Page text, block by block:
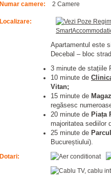
Numar camere: 2 Camere
Localizare:
Apartamentul este
Decebal – bloc
3 minute de stațiile
10 minute de
Vitan;
15 minute de
regăsesc
20 minute de Piața
majoritatea sediilor
25 minute de
Bucureștiului).
Dotari: